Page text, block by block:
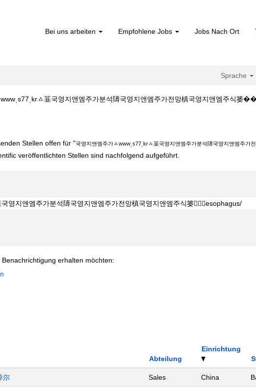
Bei uns arbeiten Empfohlene Jobs Jobs Nach Ort
Sprache
wwwͺs77ͺkrㅿ韮국영지앤엠주가분석隯국영지앤엠주가전망槙국영지앤엠주식
Stellen offen für "국영지앤엠주가ㅿwwwͺs77ͺkrㅿ韮국영지앤엠주가분석隯국영지앤엠주
veröffentlichten Stellen sind nachfolgend aufgeführt.
erhalten möchten:
Abteilung
Einrichtung
尔 Sales China